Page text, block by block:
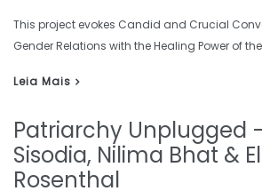
This project evokes Candid and Crucial
Gender Relations with the Healing Power of
Leia Mais
Patriarchy Unplugged
Sisodia, Nilima Bhat &
Rosenthal